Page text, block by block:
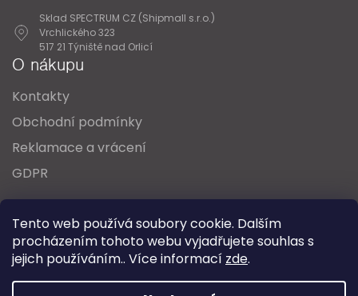
Tento web používá soubory cookie. Dalším
procházením tohoto webu vyjadřujete souhlas s
jejich používáním.. Více informací zde.
Sklad SPECTRUM CZ (Shipmall s.r.o.)
Vrchlického 323
517 21 Týniště nad Orlicí
O nákupu
Kontakty
Obchodní podmínky
Reklamace a vrácení
GDPR
Oblíbené série svítidel: Nordlux Alton
Nordlux Milford Nordlux Oja Nordlux Ellen
Nordlux Explore Nordlux Landon